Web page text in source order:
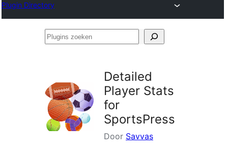
Plugin Directory
Plugins
Detailed
Player Stats
for
SportsPress
Door Savvas